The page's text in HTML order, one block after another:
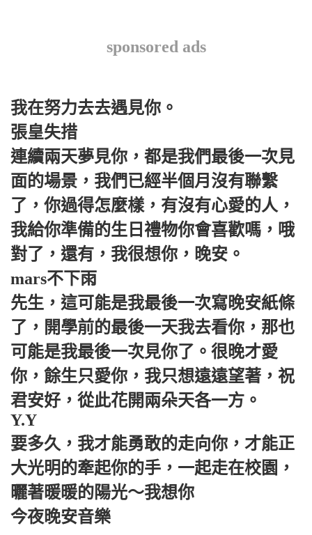
sponsored ads
我在努力去去遇見你。
張皇失措
連續兩天夢見你，都是我們最後一次見
面的場景，我們已經半個月沒有聯繫
了，你過得怎麼樣，有沒有心愛的人，
我給你準備的生日禮物你會喜歡嗎，哦
對了，還有，我很想你，晚安。
mars不下雨
先生，這可能是我最後一次寫晚安紙條
了，開學前的最後一天我去看你，那也
可能是我最後一次見你了。很晚才愛
你，餘生只愛你，我只想遠遠望著，祝
君安好，從此花開兩朵天各一方。
Y.Y
要多久，我才能勇敢的走向你，才能正
大光明的牽起你的手，一起走在校園，
曬著暖暖的陽光～我想你
今夜晚安音樂